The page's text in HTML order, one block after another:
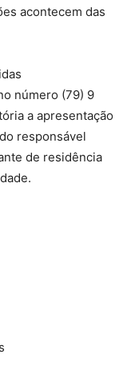
acontecem das
número (79) 9
a apresentação
responsável
de residência